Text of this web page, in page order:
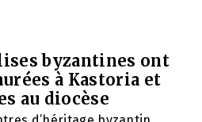
byzantines ont
à Kastoria et
au diocèse